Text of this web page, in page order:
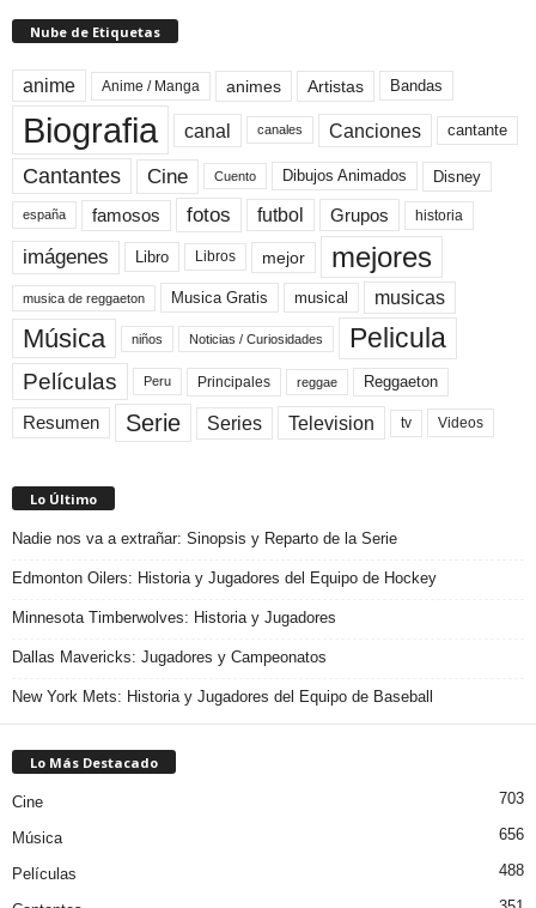
Nube de Etiquetas
anime Anime / Manga animes Artistas Bandas
Biografia canal canales Canciones cantante
Cantantes Cine Cuento Dibujos Animados Disney
españa famosos fotos futbol Grupos historia
imágenes Libro Libros mejor mejores
musica de reggaeton Musica Gratis musical musicas
Música niños Noticias / Curiosidades Pelicula
Películas Peru Principales reggae Reggaeton
Resumen Serie Series Television tv Videos
Lo Último
Nadie nos va a extrañar: Sinopsis y Reparto de la Serie
Edmonton Oilers: Historia y Jugadores del Equipo de Hockey
Minnesota Timberwolves: Historia y Jugadores
Dallas Mavericks: Jugadores y Campeonatos
New York Mets: Historia y Jugadores del Equipo de Baseball
Lo Más Destacado
Cine 703
Música 656
Películas 488